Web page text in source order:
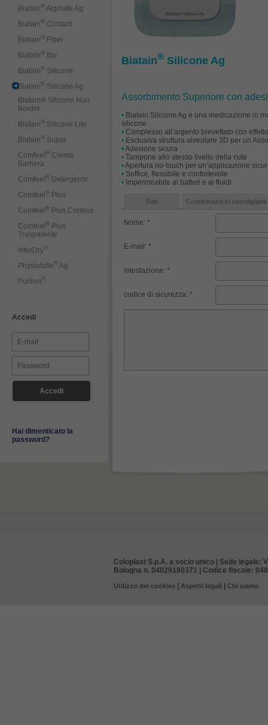
Biatain ® Alginate Ag
Biatain ® Contact
Biatain ®
Fiber
Biatain ®
Ibu
Biatain ® Silicone
Biatain ® Silicone Ag
Biatain® Silicone Non
Border
Biatain ® Silicone Lite
Biatain ® Super
Comfeel ® Crema
Barriera
Comfeel ®
Detergente
Comfeel ®
Plus
Comfeel ®
Plus Contour
Comfeel ®
Plus
Trasparente
InterDry®
Physiotulle ® Ag
Purilon ®
Accedi
Hai dimenticato la
password?
Biatain® Silicone Ag
Assorbimento Superiore con
• Biatain Silicone Ag è una medicazione in
silicone.
• Complesso all’argento brevettato con
• Esclusiva struttura alveolare 3D per un
•Adesione sicura
• Tampone allo stesso livello della cute
•Apertura no-touch per un’applicazione
• Soffice, flessibile e confortevole
• Impermeabile ai batteri e ai fluidi
Dati Combinazioni consigliate
Nome: *
E-mail: *
intestazione: *
codice di sicurezza: *
Coloplast S.p.A. a socio unico | Sede legale:
Bologna n. 04029180371 | Codice fiscale:
Utilizzo dei cookies | Aspetti legali | Chi siamo